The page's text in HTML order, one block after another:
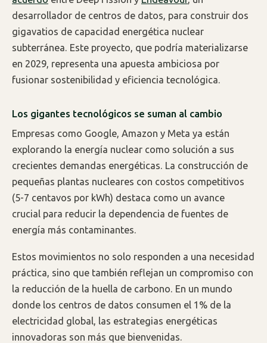
desarrollador de centros de datos, para construir dos
gigavatios de capacidad energética nuclear
subterránea. Este proyecto, que podría materializarse
en 2029, representa una apuesta ambiciosa por
fusionar sostenibilidad y eficiencia tecnológica.
Los gigantes tecnológicos se suman al cambio
Empresas como Google, Amazon y Meta ya están
explorando la energía nuclear como solución a sus
crecientes demandas energéticas. La construcción de
pequeñas plantas nucleares con costos competitivos
(5-7 centavos por kWh) destaca como un avance
crucial para reducir la dependencia de fuentes de
energía más contaminantes.
Estos movimientos no solo responden a una necesidad
práctica, sino que también reflejan un compromiso con
la reducción de la huella de carbono. En un mundo
donde los centros de datos consumen el 1% de la
electricidad global, las estrategias energéticas
innovadoras son más que bienvenidas.